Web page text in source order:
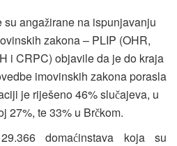
su angažirane na ispunjavanju
zakona – PLIP (OHR,
i CRPC) objavile da je do kraja
imovinskih zakona porasla
je riješeno 46% slučajeva, u
27%, te 33% u Brčkom.
domaćinstava koja su